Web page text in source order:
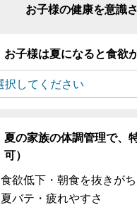
お子様の健康を意識
お子様は夏になると食欲
夏の家族の体調管理で、
可）
食欲低下・朝食を抜きがち
夏バテ・疲れやすさ